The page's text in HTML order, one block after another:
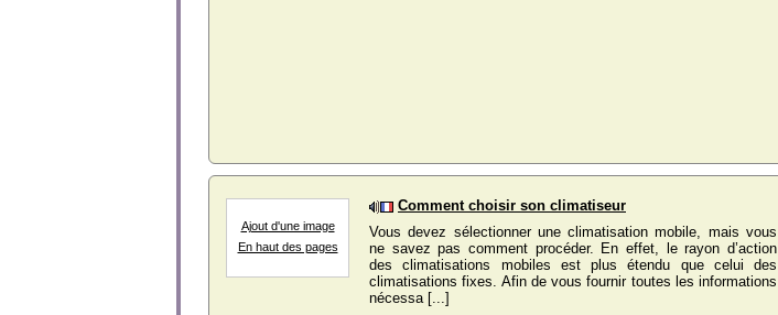
Ajout d'une image
En haut des pages
Comment choisir son climatiseur
Vous devez sélectionner une climatisation mobile, mais vous
ne savez pas comment procéder. En effet, le rayon d’action
des climatisations mobiles est plus étendu que celui des
climatisations fixes. Afin de vous fournir toutes les informations
nécessa [...]